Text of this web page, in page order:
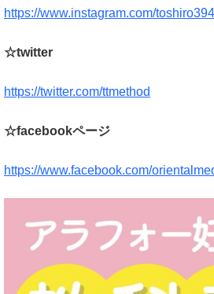
https://www.instagram.com/
☆twitter
https://twitter.com/ttmethod
☆facebookページ
https://www.facebook.com/